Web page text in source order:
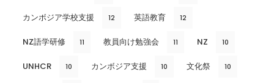
カンボジア学校支援 12 英語教育 12
NZ語学研修 11 教員向け勉強会 11 NZ 10
UNHCR 10 カンボジア支援 10 文化祭 10